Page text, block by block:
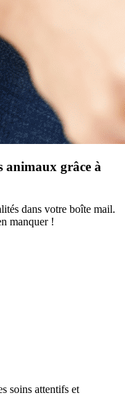
animaux grâce à
dans votre boîte mail.
manquer !
soins attentifs et